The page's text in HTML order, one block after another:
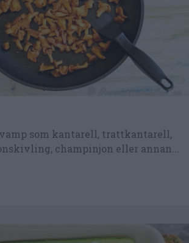
som kantarell, trattkantarell,
champinjon eller annan...